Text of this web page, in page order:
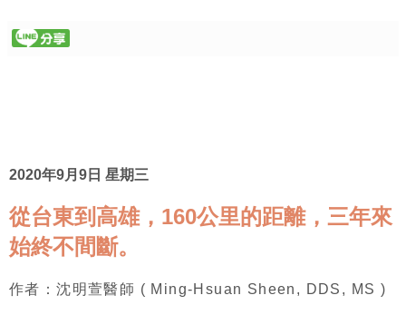
2020年9月9日 星期三
從台東到高雄，160公里的距離，三年來
始終不間斷。
作者：沈明萱醫師 ( Ming-Hsuan Sheen, DDS, MS )